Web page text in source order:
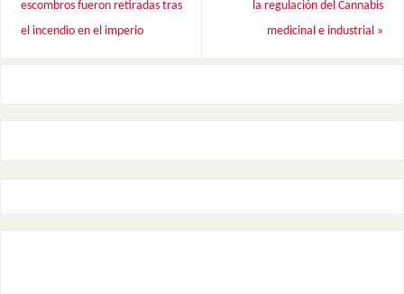
escombros fueron retiradas tras
el incendio en el imperio
la regulación del Cannabis
medicinal e industrial »